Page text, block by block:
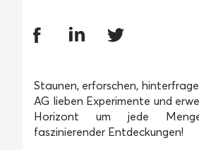
Staunen, erforschen,
AG lieben Experimente und
Horizont um jede
faszinierender Entdeckungen!